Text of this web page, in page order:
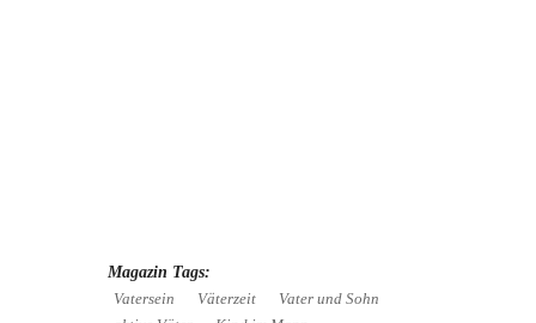
Magazin Tags:
Vatersein Väterzeit
Vater und Sohn